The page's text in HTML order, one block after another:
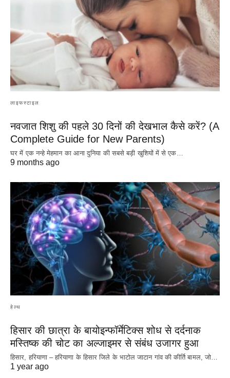
लाइफस्टाइल
नवजात शिशु की पहले 30 दिनों की देखभाल कैसे करें? (A
Complete Guide for New Parents)
घर में एक नन्हे मेहमान का आना दुनिया की सबसे बड़ी खुशियों में से एक…
9 months ago
हेल्थ
हिसार की छात्रा के बायोइन्फॉर्मेटिक्स शोध से दर्दनाक
मस्तिष्क की चोट का अल्जाइमर से संबंध उजागर हुआ
हिसार, हरियाणा – हरियाणा के हिसार जिले के भाटोल जाटान गांव की कीर्ति बामल, जो…
1 year ago